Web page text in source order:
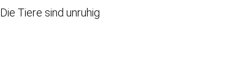
Die Tiere sind unruhig